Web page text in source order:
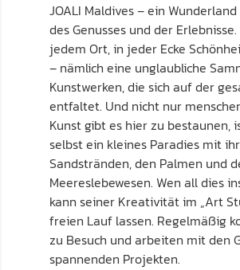
JOALI Maldives – ein
des Genusses und der
jedem Ort, in jeder Ecke
– nämlich eine unglaubliche
Kunstwerken, die sich auf der
entfaltet. Und nicht nur
Kunst gibt es hier zu bestaunen,
selbst ein kleines Paradies mit
Sandstränden, den Palmen und
Meereslebewesen. Wen all dies
kann seiner Kreativität im „Art
freien Lauf lassen. Regelmäßig
zu Besuch und arbeiten mit den
spannenden Projekten.